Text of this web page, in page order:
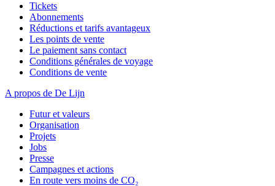
Tickets
Abonnements
Réductions et tarifs avantageux
Les points de vente
Le paiement sans contact
Conditions générales de voyage
Conditions de vente
A propos de De Lijn
Futur et valeurs
Organisation
Projets
Jobs
Presse
Campagnes et actions
En route vers moins de CO₂